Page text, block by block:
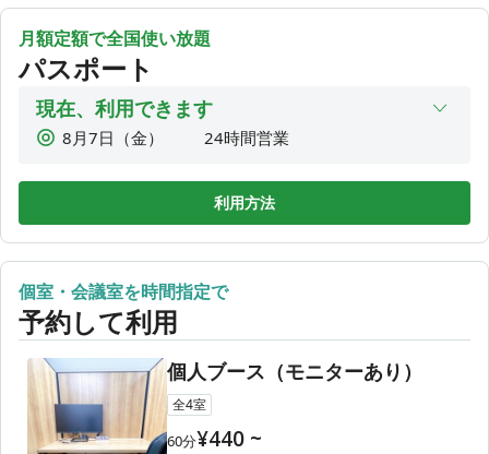
コインパーキングが目の前にございます。
駐輪場は、河辺駅の駐輪場をご利用ください。
い。
月額定額で全国使い放題
パスポート
現在、利用できます
8月7日（金）
24時間営業
24時間営業
8月10日（月）
24時間営業
8月11日（火）
24時間営業
8月12日（水）
24時間営業
8月13日（木）
利用方法
個室・会議室を時間指定で
予約して利用
個人ブース（モニターあり）
全4室
60分¥440 ~